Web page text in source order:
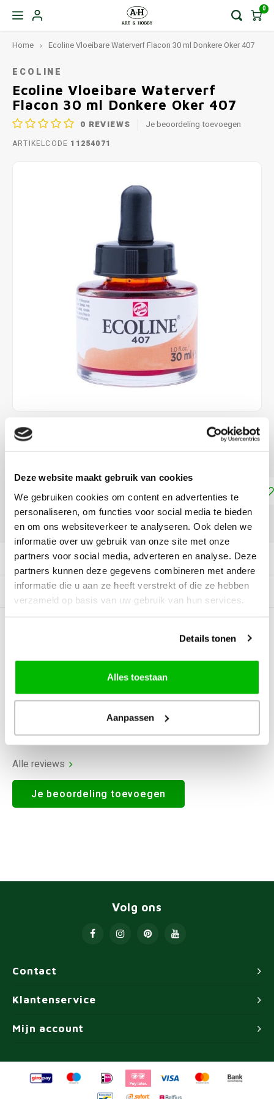
Deze website maakt gebruik van cookies
We gebruiken cookies om content en advertenties te
personaliseren, om functies voor social media te bieden
en om ons websiteverkeer te analyseren. Ook delen we
informatie over uw gebruik van onze site met onze
partners voor social media, adverteren en analyse. Deze
partners kunnen deze gegevens combineren met andere
informatie die u aan ze heeft verstrekt of die ze hebben
verzameld op basis van uw gebruik van hun services.
Details tonen
Alles toestaan
Aanpassen
0
Home Ecoline Vloeibare Waterverf Flacon 30 ml Donkere Oker 407
ECOLINE
Ecoline Vloeibare Waterverf
Flacon 30 ml Donkere Oker 407
0 REVIEWS Je beoordeling toevoegen
ARTIKELCODE 11254071
€4,15
Toevoegen aan winkelwagen
DELEN:
Productomschrijving
Gerelateerde producten
0Reviews
Alle reviews
Je beoordeling toevoegen
Contact
Volg ons
Klantenservice
Mijn account